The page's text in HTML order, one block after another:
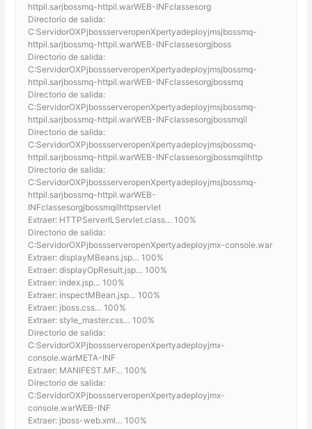
httpil.sarjbossmq-httpil.warWEB-INFclassesorg
Directorio de salida:
C:ServidorOXPjbossserveropenXpertyadeployjmsjbossmq-
httpil.sarjbossmq-httpil.warWEB-INFclassesorgjboss
Directorio de salida:
C:ServidorOXPjbossserveropenXpertyadeployjmsjbossmq-
httpil.sarjbossmq-httpil.warWEB-INFclassesorgjbossmq
Directorio de salida:
C:ServidorOXPjbossserveropenXpertyadeployjmsjbossmq-
httpil.sarjbossmq-httpil.warWEB-INFclassesorgjbossmqil
Directorio de salida:
C:ServidorOXPjbossserveropenXpertyadeployjmsjbossmq-
httpil.sarjbossmq-httpil.warWEB-INFclassesorgjbossmqilhttp
Directorio de salida:
C:ServidorOXPjbossserveropenXpertyadeployjmsjbossmq-
httpil.sarjbossmq-httpil.warWEB-
INFclassesorgjbossmqilhttpservlet
Extraer: HTTPServerILServlet.class… 100%
Directorio de salida:
C:ServidorOXPjbossserveropenXpertyadeployjmx-console.war
Extraer: displayMBeans.jsp… 100%
Extraer: displayOpResult.jsp… 100%
Extraer: index.jsp… 100%
Extraer: inspectMBean.jsp… 100%
Extraer: jboss.css… 100%
Extraer: style_master.css… 100%
Directorio de salida:
C:ServidorOXPjbossserveropenXpertyadeployjmx-
console.warMETA-INF
Extraer: MANIFEST.MF… 100%
Directorio de salida:
C:ServidorOXPjbossserveropenXpertyadeployjmx-
console.warWEB-INF
Extraer: jboss-web.xml… 100%